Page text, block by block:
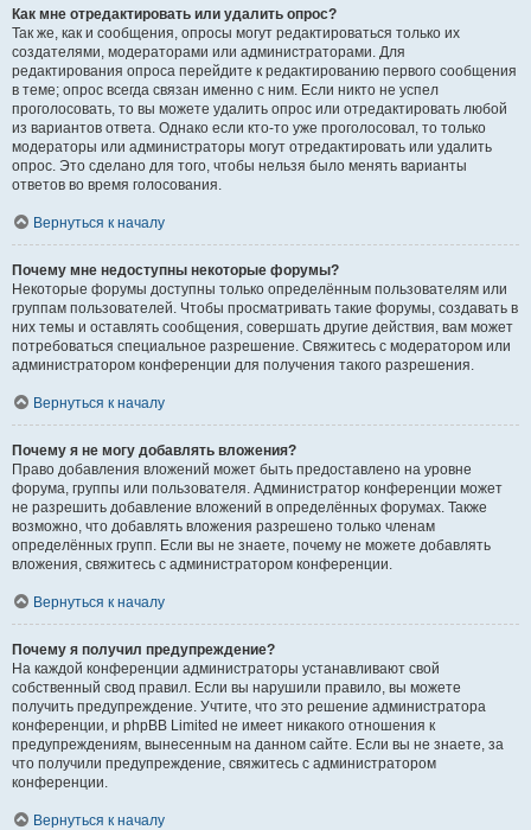
Как мне отредактировать или удалить опрос?
Так же, как и сообщения, опросы могут редактироваться только их
создателями, модераторами или администраторами. Для
редактирования опроса перейдите к редактированию первого сообщения
в теме; опрос всегда связан именно с ним. Если никто не успел
проголосовать, то вы можете удалить опрос или отредактировать любой
из вариантов ответа. Однако если кто-то уже проголосовал, то только
модераторы или администраторы могут отредактировать или удалить
опрос. Это сделано для того, чтобы нельзя было менять варианты
ответов во время голосования.
Вернуться к началу
Почему мне недоступны некоторые форумы?
Некоторые форумы доступны только определённым пользователям или
группам пользователей. Чтобы просматривать такие форумы, создавать в
них темы и оставлять сообщения, совершать другие действия, вам может
потребоваться специальное разрешение. Свяжитесь с модератором или
администратором конференции для получения такого разрешения.
Вернуться к началу
Почему я не могу добавлять вложения?
Право добавления вложений может быть предоставлено на уровне
форума, группы или пользователя. Администратор конференции может
не разрешить добавление вложений в определённых форумах. Также
возможно, что добавлять вложения разрешено только членам
определённых групп. Если вы не знаете, почему не можете добавлять
вложения, свяжитесь с администратором конференции.
Вернуться к началу
Почему я получил предупреждение?
На каждой конференции администраторы устанавливают свой
собственный свод правил. Если вы нарушили правило, вы можете
получить предупреждение. Учтите, что это решение администратора
конференции, и phpBB Limited не имеет никакого отношения к
предупреждениям, вынесенным на данном сайте. Если вы не знаете, за
что получили предупреждение, свяжитесь с администратором
конференции.
Вернуться к началу